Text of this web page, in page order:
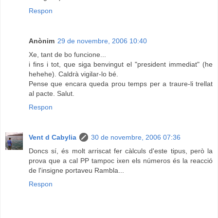
Respon
Anònim 29 de novembre, 2006 10:40
Xe, tant de bo funcione...
i fins i tot, que siga benvingut el "president immediat" (he
hehehe). Caldrà vigilar-lo bé.
Pense que encara queda prou temps per a traure-li trellat
al pacte. Salut.
Respon
Vent d Cabylia
30 de novembre, 2006 07:36
Doncs sí, és molt arriscat fer càlculs d'este tipus, però la
prova que a cal PP tampoc ixen els números és la reacció
de l'insigne portaveu Rambla...
Respon